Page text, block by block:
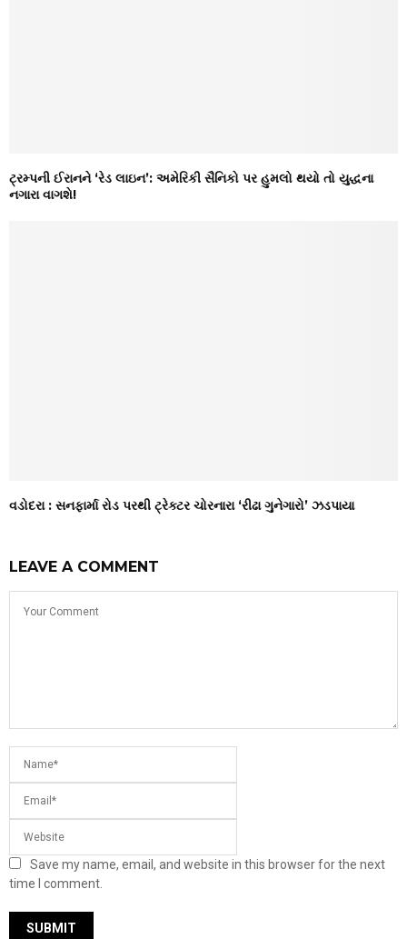
ટ્રમ્પની ઈરાનને ‘રેડ લાઇન’: અમેરિકી સૈનિકો પર હુમલો થયો તો યુદ્ધના
નગારા વાગશે!
વડોદરા : સનફાર્મા રોડ પરથી ટ્રેક્ટર ચોરનારા ‘રીઢા ગુનેગારો’ ઝડપાયા
LEAVE A COMMENT
Save my name, email, and website in this browser for the next
time I comment.